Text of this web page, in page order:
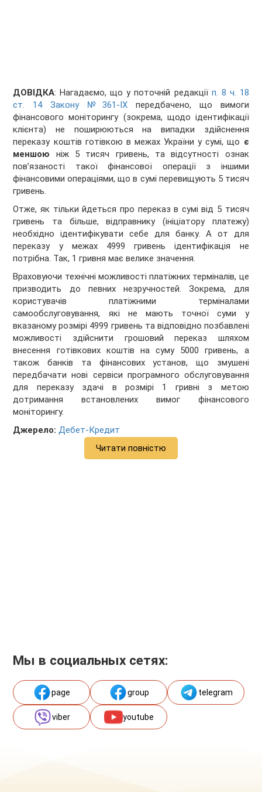
ДОВІДКА: Нагадаємо, що у поточній редакції п. 8 ч. 18
ст. 14 Закону №361-IXпередбачено, що вимоги
фінансового моніторингу (зокрема, щодо ідентифікації
клієнта) не поширюються на випадки здійснення
переказу коштів готівкою в межах України у сумі, що є
меншою ніж 5 тисяч гривень, та відсутності ознак
пов’язаності такої фінансової операції з іншими
фінансовими операціями, що в сумі перевищують 5 тисяч
гривень.
Отже, як тільки йдеться про переказ в сумі від 5 тисяч
гривень та більше, відправнику (ініціатору платежу)
необхідно ідентифікувати себе для банку. А от для
переказу у межах 4999 гривень ідентифікація не
потрібна. Так, 1 гривня має велике значення.
Враховуючи технічні можливості платіжних терміналів, це
призводить до певних незручностей. Зокрема, для
користувачів платіжними терміналами
самообслуговування, які не мають точної суми у
вказаному розмірі 4999 гривень та відповідно позбавлені
можливості здійснити грошовий переказ шляхом
внесення готівкових коштів на суму 5000 гривень, а
також банків та фінансових установ, що змушені
передбачати нові сервіси програмного обслуговування
для переказу здачі в розмірі 1 гривні з метою
дотримання встановлених вимог фінансового
моніторингу.
Джерело: Дебет-Кредит
Читати повністю
Мы в социальных сетях:
page group telegram
viber youtube